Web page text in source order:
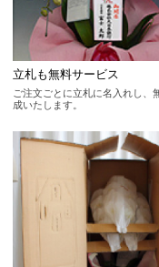
立札も無料サービス
ご注文ごとに立札に名入れし、
成いたします。